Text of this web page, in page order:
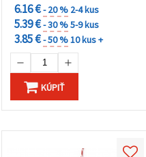
6.16 €- 20 % 2-4 kus
5.39 €- 30 %5-9 kus
3.85 €- 50 %10 kus +
KÚPIŤ